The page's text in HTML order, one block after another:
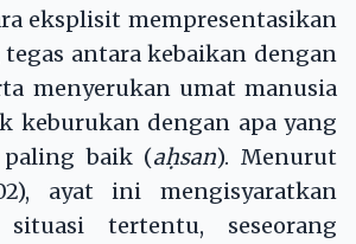
eksplisit mempresentasikan
antara kebaikan dengan
menyerukan umat manusia
keburukan dengan apa yang
paling baik (aḥsan). Menurut
ayat ini mengisyaratkan
tertentu, seseorang